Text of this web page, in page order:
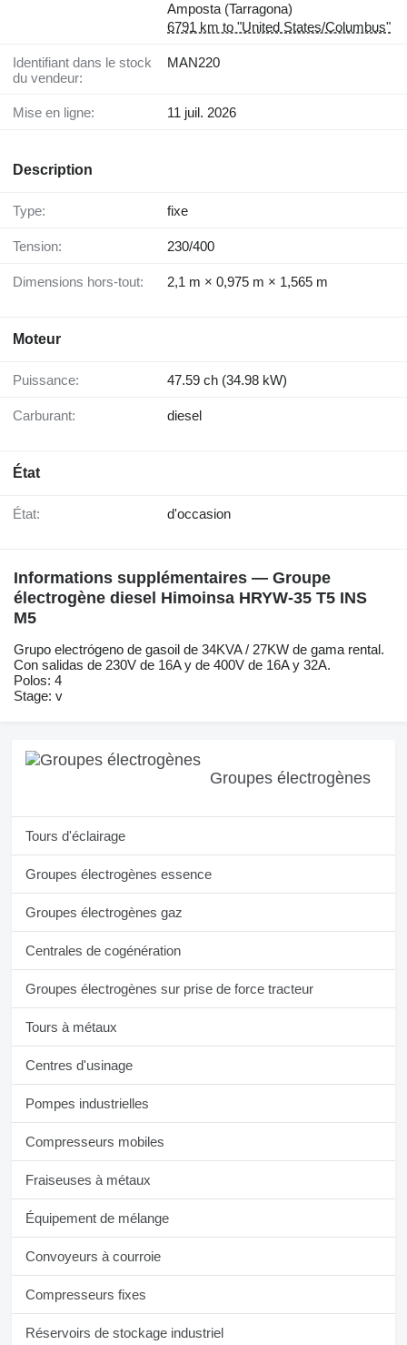
Amposta (Tarragona)
6791 km to "United States/Columbus"
Identifiant dans le stock
du vendeur:
MAN220
Mise en ligne: 11 juil. 2026
Description
Type: fixe
Tension: 230/400
Dimensions hors-tout: 2,1 m × 0,975 m × 1,565 m
Moteur
Puissance: 47.59 ch (34.98 kW)
Carburant: diesel
État
État: d'occasion
Informations supplémentaires — Groupe
électrogène diesel Himoinsa HRYW-35 T5 INS
M5
Grupo electrógeno de gasoil de 34KVA / 27KW de gama rental.
Con salidas de 230V de 16A y de 400V de 16A y 32A.
Polos: 4
Stage: v
Groupes électrogènes
Tours d'éclairage
Groupes électrogènes essence
Groupes électrogènes gaz
Centrales de cogénération
Groupes électrogènes sur prise de force tracteur
Tours à métaux
Centres d'usinage
Pompes industrielles
Compresseurs mobiles
Fraiseuses à métaux
Équipement de mélange
Convoyeurs à courroie
Compresseurs fixes
Réservoirs de stockage industriel